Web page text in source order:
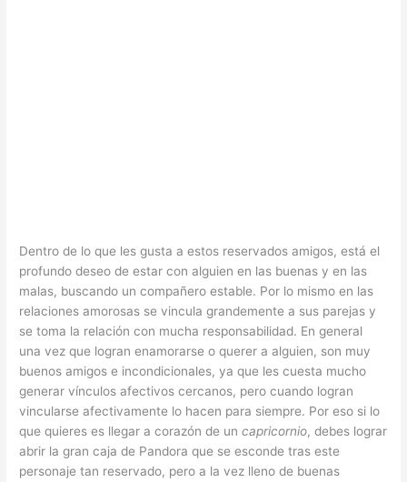
Dentro de lo que les gusta a estos reservados amigos, está el
profundo deseo de estar con alguien en las buenas y en las
malas, buscando un compañero estable. Por lo mismo en las
relaciones amorosas se vincula grandemente a sus parejas y
se toma la relación con mucha responsabilidad. En general
una vez que logran enamorarse o querer a alguien, son muy
buenos amigos e incondicionales, ya que les cuesta mucho
generar vínculos afectivos cercanos, pero cuando logran
vincularse afectivamente lo hacen para siempre. Por eso si lo
que quieres es llegar a corazón de uncapricornio, debes lograr
abrir la gran caja de Pandora que se esconde tras este
personaje tan reservado, pero a la vez lleno de buenas